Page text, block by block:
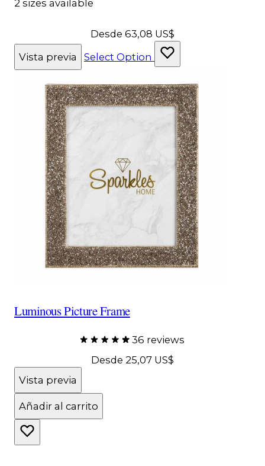
2 sizes available
Desde 63,08 US$
Vista previa
Select Option
Luminous Picture Frame
36 reviews
Desde 25,07 US$
Vista previa
Añadir al carrito